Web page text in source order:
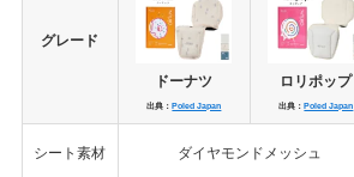
グレード
ドーナツ
出典： Poled Japan
ロリポップ
出典： Poled Japan
シート素材 ダイヤモンドメッシュ